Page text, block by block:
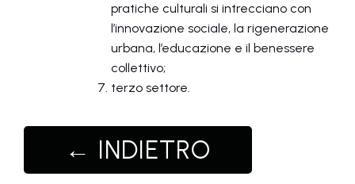
pratiche culturali si intrecciano con
l’innovazione sociale, la rigenerazione
urbana, l’educazione e il benessere
collettivo;
terzo settore.
← INDIETRO